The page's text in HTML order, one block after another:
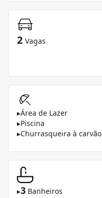
2 Vagas
▸Área de Lazer
▸Piscina
▸Churrasqueira à carvão
▸3 Banheiros